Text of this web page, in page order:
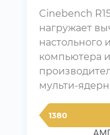
Cinebench
нагружает
настольного
компьютера
мульти-
1380